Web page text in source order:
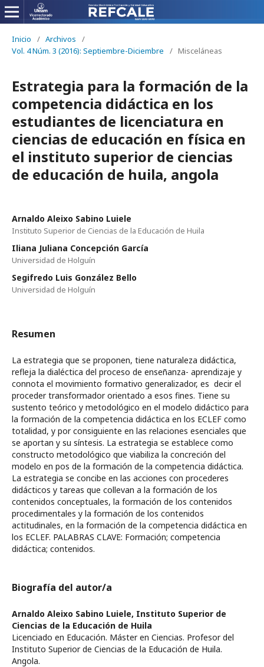
Inicio / Archivos
/
Vol. 4 Núm. 3 (2016): Septiembre-Diciembre
/ Misceláneas
Estrategia para la formación de la
competencia didáctica en los
estudiantes de licenciatura en
ciencias de educación en física en
el instituto superior de ciencias
de educación de huila, angola
Arnaldo Aleixo Sabino Luiele
Instituto Superior de Ciencias de la Educación de Huila
Iliana Juliana Concepción García
Universidad de Holguín
Segifredo Luis González Bello
Universidad de Holguín
Resumen
La estrategia que se proponen, tiene naturaleza didáctica,
refleja la dialéctica del proceso de enseñanza- aprendizaje y
connota el movimiento formativo generalizador, es decir el
proceder transformador orientado a esos fines. Tiene su
sustento teórico y metodológico en el modelo didáctico para
la formación de la competencia didáctica en los ECLEF como
totalidad, y por consiguiente en las relaciones esenciales que
se aportan y su síntesis. La estrategia se establece como
constructo metodológico que viabiliza la concreción del
modelo en pos de la formación de la competencia didáctica.
La estrategia se concibe en las acciones con procederes
didácticos y tareas que collevan a la formación de los
contenidos conceptuales, la formación de los contenidos
procedimentales y la formación de los contenidos
actitudinales, en la formación de la competencia didáctica en
los ECLEF. PALABRAS CLAVE: Formación; competencia
didáctica; contenidos.
Biografía del autor/a
Arnaldo Aleixo Sabino Luiele, Instituto Superior de
Ciencias de la Educación de Huila
Licenciado en Educación. Máster en Ciencias. Profesor del
Instituto Superior de Ciencias de la Educación de Huila.
Angola.